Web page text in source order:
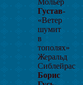
Густав-
«Ветер
шумит
в
тополях»
Жеральд
Сиблейрас
Борис